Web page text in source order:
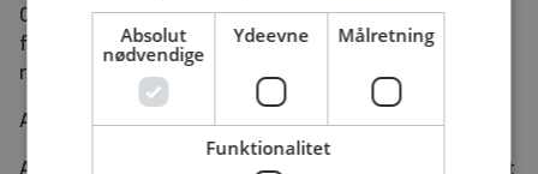
Oriontillæg og Relationsmedarbejdstillæg. I
forbindelse med ansættelse vil der blive indhentet
reference og straffeattest.
Ansøgningsfrist: søndag den 9. august 2026.
Ansættelsessamtaler afholdes: mandag den 17. august
Absolut
nødvendige
Ydeevne Målretning
Funktionalitet